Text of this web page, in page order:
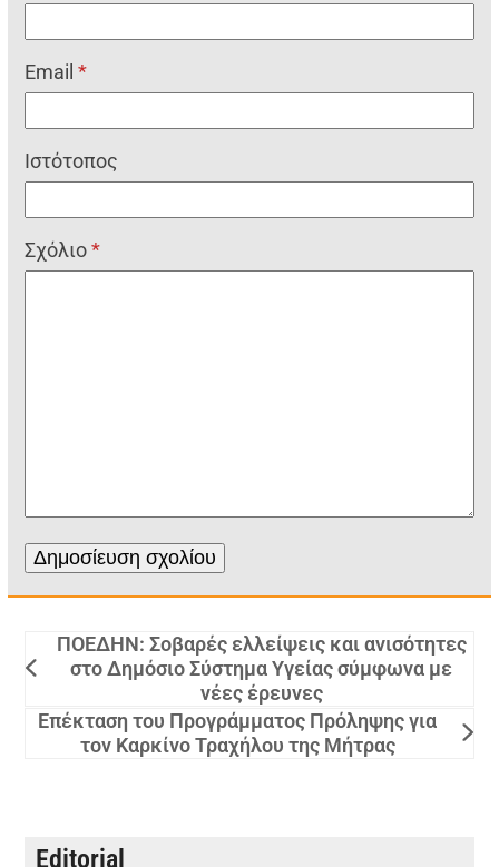
Email*
Ιστότοπος
Σχόλιο*
ΠΟΕΔΗΝ: Σοβαρές ελλείψεις και ανισότητες
στο Δημόσιο Σύστημα Υγείας σύμφωνα με
νέες έρευνες
Επέκταση του Προγράμματος Πρόληψης για
τον Καρκίνο Τραχήλου της Μήτρας
Editorial